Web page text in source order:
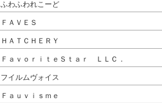
ふわふわれこーど
ＦＡＶＥＳ
ＨＡＴＣＨＥＲＹ
ＦａｖｏｒｉｔｅＳｔａｒ ＬＬＣ．
フイルムヴォイス
Ｆａｕｖｉｓｍｅ